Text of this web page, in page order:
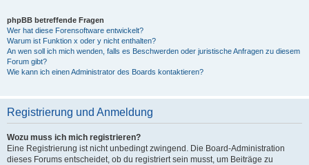
phpBB betreffende Fragen
Wer hat diese Forensoftware entwickelt?
Warum ist Funktion x oder y nicht enthalten?
An wen soll ich mich wenden, falls es Beschwerden oder juristische Anfragen zu diesem
Forum gibt?
Wie kann ich einen Administrator des Boards kontaktieren?
Registrierung und Anmeldung
Wozu muss ich mich registrieren?
Eine Registrierung ist nicht unbedingt zwingend. Die Board-Administration
dieses Forums entscheidet, ob du registriert sein musst, um Beiträge zu